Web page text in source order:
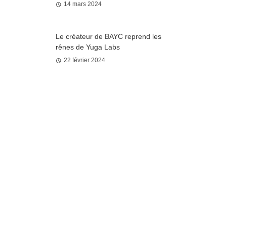
14 mars 2024
Le créateur de BAYC reprend les
rênes de Yuga Labs
22 février 2024